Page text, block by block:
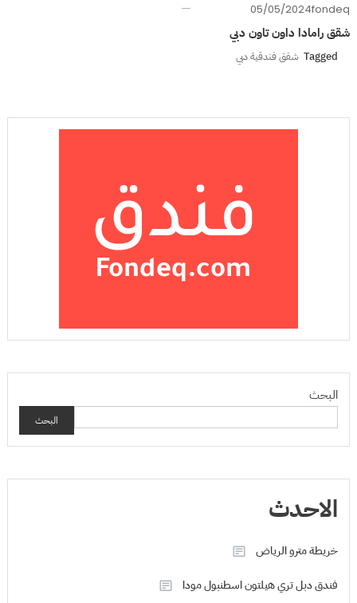
05/05/2024fondeq
شقق رامادا داون تاون دبي
Tagged شقق فندقية دبي
البحث
البحث
الاحدث
خريطة مترو الرياض
فندق دبل تري هيلتون اسطنبول مودا